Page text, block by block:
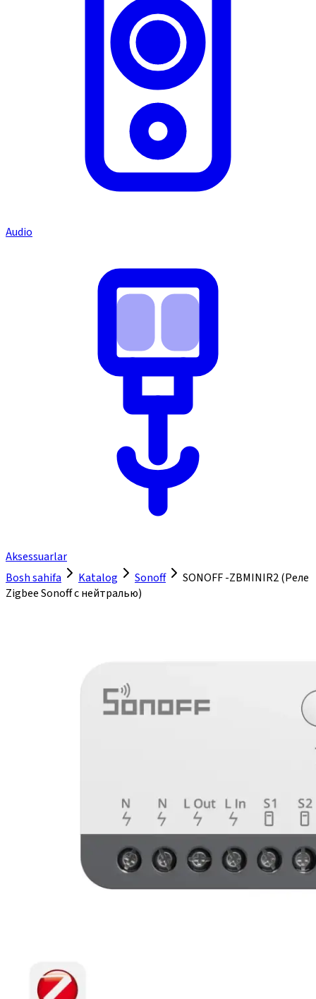
Audio
Aksessuarlar
Bosh sahifa
Katalog Sonoff
SONOFF -ZBMINIR2 (Реле
Zigbee Sonoff с нейтралью)